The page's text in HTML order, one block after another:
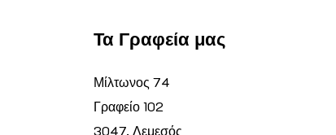
Τελετή
Τα Γραφεία μας
Μίλτωνος 74
Γραφείο 102
3047, Λεμεσός